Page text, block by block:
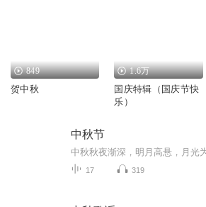
849
贺中秋
1.6万
国庆特辑（国庆节快
乐）
中秋节
17 319